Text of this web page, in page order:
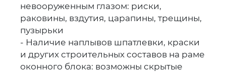
невооруженным глазом: риски,
раковины, вздутия, царапины, трещины,
пузырьки
- Наличие наплывов шпатлевки, краски
и других строительных составов на раме
оконного блока: возможны скрытые